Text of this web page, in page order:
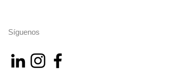
Síguenos